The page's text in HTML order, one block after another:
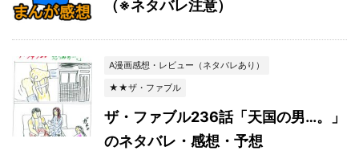
（※ネタバレ注意）
A漫画感想・レビュー（ネタバレあり）
★★ザ・ファブル
ザ・ファブル236話「天国の男…。」
のネタバレ・感想・予想